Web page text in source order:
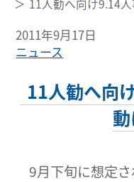
11人勧へ向け9.14
2011年9月17日
ニュース
11人勧へ向
9月下旬に想定さ